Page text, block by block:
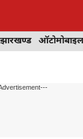
झारखण्ड ऑटोमोबाइल